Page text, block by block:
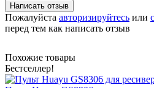
Написать отзыв
Пожалуйста авторизируйтесь или
перед тем как написать отзыв
Похожие товары
Бестселлер!